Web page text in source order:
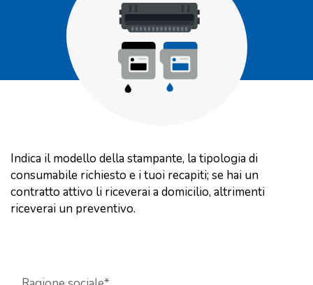
Indica il modello della stampante, la tipologia di
consumabile richiesto e i tuoi recapiti; se hai un
contratto attivo li riceverai a domicilio, altrimenti
riceverai un preventivo.